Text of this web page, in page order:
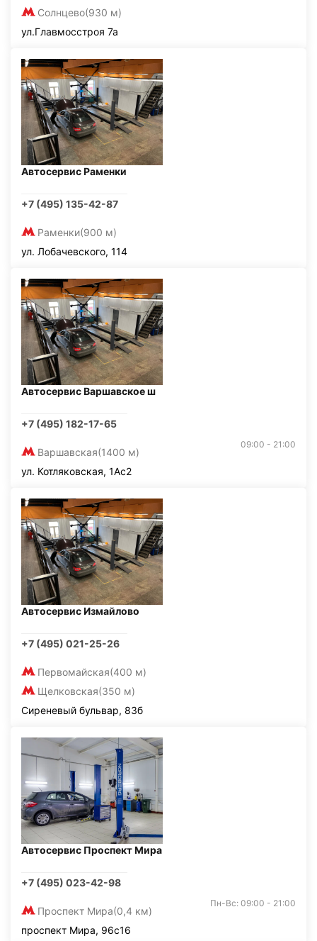
Солнцево(930 м)
ул.Главмосстроя 7а
Автосервис Раменки
+7 (495) 135-42-87
Раменки(900 м)
ул. Лобачевского, 114
Автосервис Варшавское ш
+7 (495) 182-17-65
Варшавская(1400 м)
09:00 - 21:00
ул. Котляковская, 1Ас2
Автосервис Измайлово
+7 (495) 021-25-26
Первомайская(400 м)
Щелковская(350 м)
Сиреневый бульвар, 83б
Автосервис Проспект Мира
+7 (495) 023-42-98
Проспект Мира(0,4 км)
Пн-Вс: 09:00 - 21:00
проспект Мира, 96с16